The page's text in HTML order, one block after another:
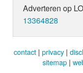
Adverteren op
13364828
contact | privacy |
sitemap |